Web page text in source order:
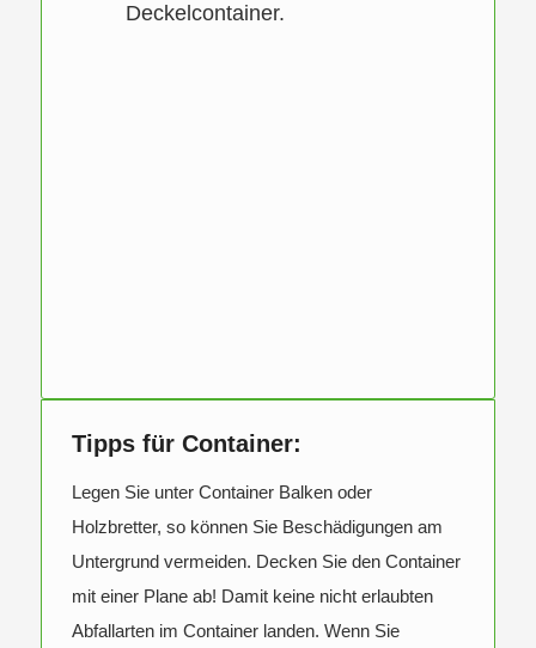
Deckelcontainer.
Tipps für Container:
Legen Sie unter Container Balken oder
Holzbretter, so können Sie Beschädigungen am
Untergrund vermeiden. Decken Sie den Container
mit einer Plane ab! Damit keine nicht erlaubten
Abfallarten im Container landen. Wenn Sie